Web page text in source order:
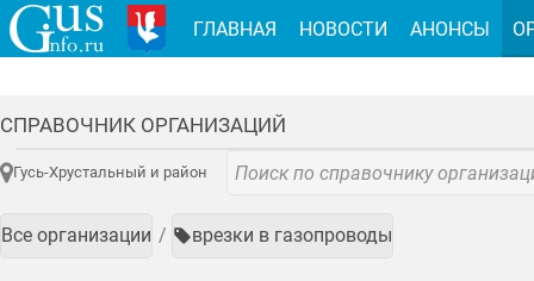
СПРАВОЧНИК ОРГАНИЗАЦИЙ
Гусь-Хрустальный и район
Все организации врезки в газопроводы
ГЛАВНАЯ НОВОСТИ АНОНСЫ